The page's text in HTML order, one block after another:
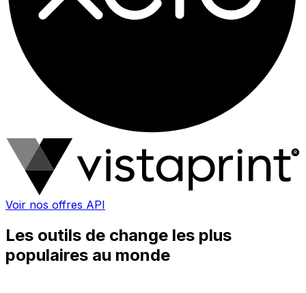
Voir nos offres API
Les outils de change les plus
populaires au monde